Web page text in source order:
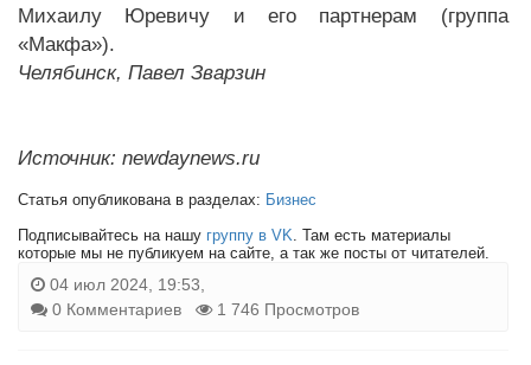
Михаилу Юревичу и его партнерам (группа
«Макфа»).
Челябинск, Павел Зварзин
Источник: newdaynews.ru
Статья опубликована в разделах: Бизнес
Подписывайтесь на нашу группу в VK . Там есть материалы
которые мы не публикуем на сайте, а так же посты от читателей.
04 июл 2024, 19:53,
0 Комментариев
1 746 Просмотров